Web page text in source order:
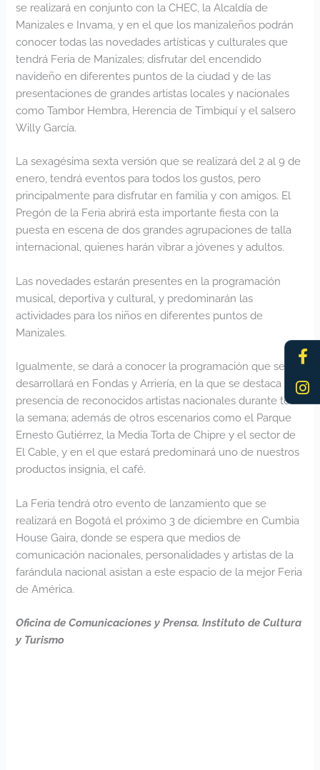
f
se realizará en conjunto con la CHEC, la Alcaldía de
Manizales e Invama, y en el que los manizaleños podrán
conocer todas las novedades artísticas y culturales que
tendrá Feria de Manizales; disfrutar del encendido
navideño en diferentes puntos de la ciudad y de las
presentaciones de grandes artistas locales y nacionales
como Tambor Hembra, Herencia de Timbiquí y el salsero
Willy García.
La sexagésima sexta versión que se realizará del 2 al 9 de
enero, tendrá eventos para todos los gustos, pero
principalmente para disfrutar en familia y con amigos. El
Pregón de la Feria abrirá esta importante fiesta con la
puesta en escena de dos grandes agrupaciones de talla
internacional, quienes harán vibrar a jóvenes y adultos.
Las novedades estarán presentes en la programación
musical, deportiva y cultural, y predominarán las
actividades para los niños en diferentes puntos de
Manizales.
Igualmente, se dará a conocer la programación que se
desarrollará en Fondas y Arriería, en la que se destaca la
presencia de reconocidos artistas nacionales durante toda
la semana; además de otros escenarios como el Parque
Ernesto Gutiérrez, la Media Torta de Chipre y el sector de
El Cable, y en el que estará predominará uno de nuestros
productos insignia, el café.
La Feria tendrá otro evento de lanzamiento que se
realizará en Bogotá el próximo 3 de diciembre en Cumbia
House Gaira, donde se espera que medios de
comunicación nacionales, personalidades y artistas de la
farándula nacional asistan a este espacio de la mejor Feria
de América.
Oficina de Comunicaciones y Prensa. Instituto de Cultura
y Turismo